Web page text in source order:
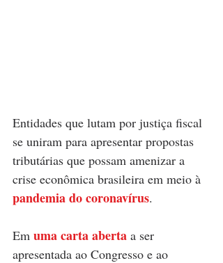
Entidades que lutam por justiça fiscal
se uniram para apresentar propostas
tributárias que possam amenizar a
crise econômica brasileira em meio à
pandemia do coronavírus.
Em uma carta aberta a ser
apresentada ao Congresso e ao